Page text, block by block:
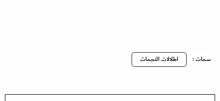
سمات : اطلالات النجمات